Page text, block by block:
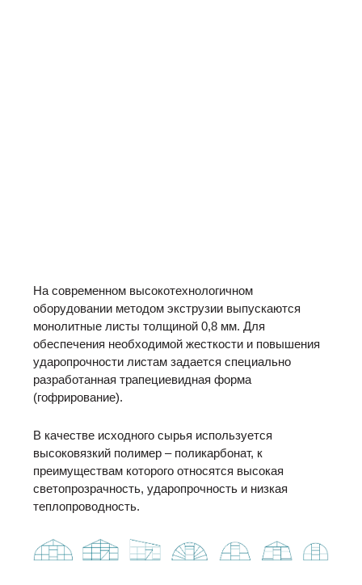
На современном высокотехнологичном
оборудовании методом экструзии выпускаются
монолитные листы толщиной 0,8 мм. Для
обеспечения необходимой жесткости и повышения
ударопрочности листам задается специально
разработанная трапециевидная форма
(гофрирование).
В качестве исходного сырья используется
высоковязкий полимер – поликарбонат, к
преимуществам которого относятся высокая
светопрозрачность, ударопрочность и низкая
теплопроводность.